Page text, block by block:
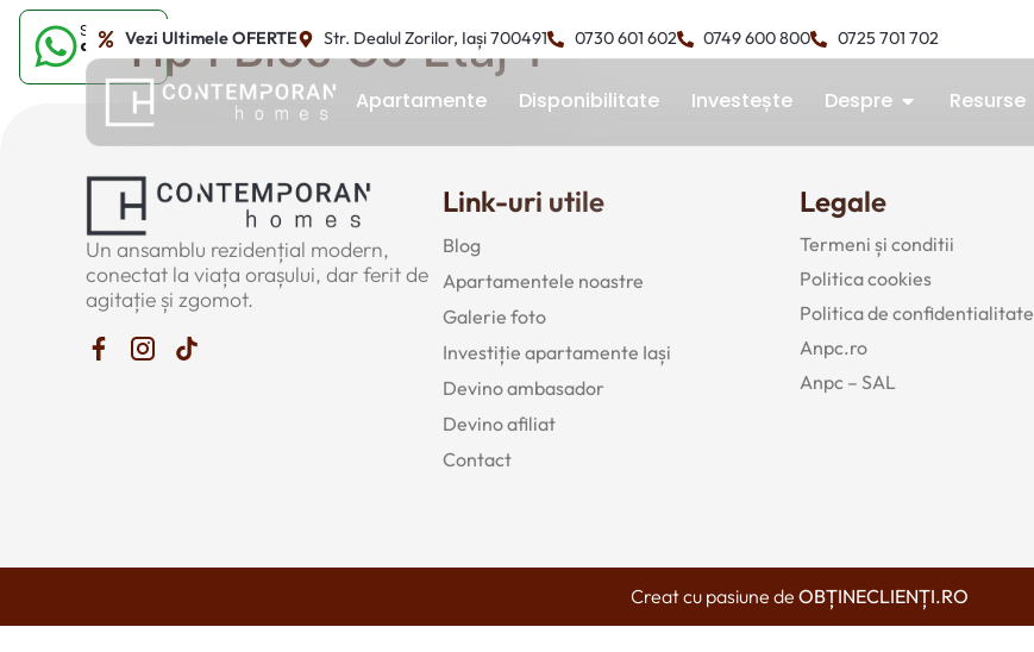
Vezi Ultimele OFERTE Str. Dealul Zorilor, Iași 700491 0730 601 602 0749 600 800 0725 701 702
Apartamente Disponibilitate Investește Despre Resurse
Tip I Bloc C5 Etaj 1
Sună-ne
acum
Un ansamblu rezidențial modern,
conectat la viața orașului, dar ferit de
agitație și zgomot.
Link-uri utile
Blog
Apartamentele noastre
Galerie foto
Investiție apartamente Iași
Devino ambasador
Devino afiliat
Contact
Legale
Termeni și conditii
Politica cookies
Politica de confidentialitate
Anpc.ro
Anpc – SAL
Creat cu pasiune de OBȚINECLIENȚI.RO